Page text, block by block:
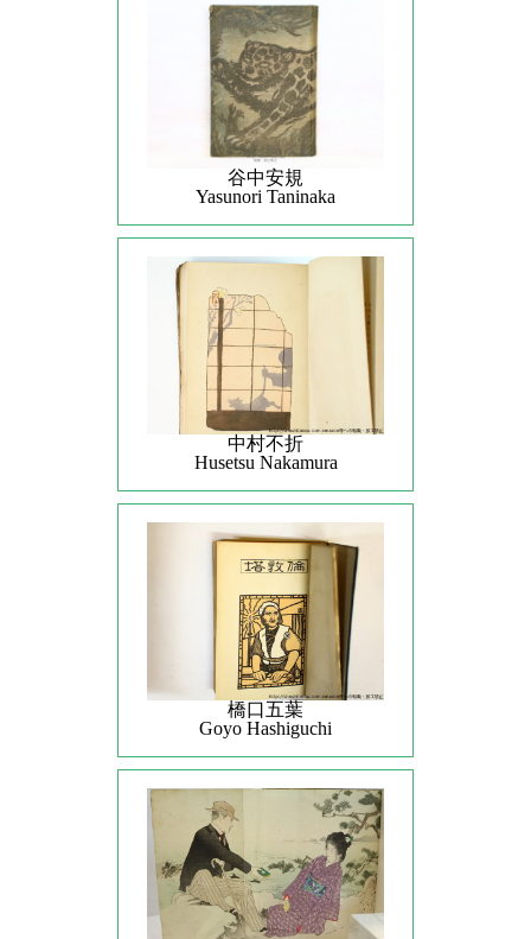
谷中安規
Yasunori Taninaka
中村不折
Husetsu Nakamura
橋口五葉
Goyo Hashiguchi